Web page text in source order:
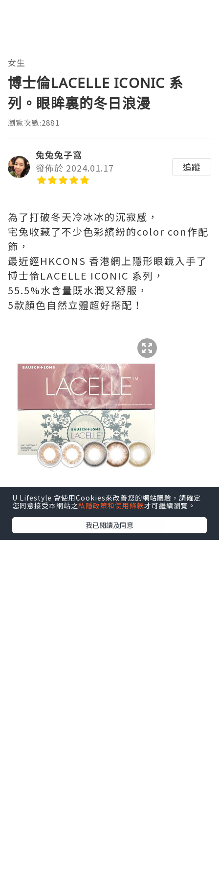
U Lifestyle 會使用Cookies來改善您的網站體驗，請確定
您同意接受本網站之私隱政策和使用條款才可繼續瀏覽。
我已閱讀及同意
女生
博士倫LACELLE ICONIC 系
列。眼眸裏的冬日浪漫
瀏覽次數:2881
兔兔兔子窩
發佈於 2024.01.17
追蹤
為了打破冬天冷冰冰的沉寂感，
宅兔收藏了不少色彩繽紛的color con作配
飾，
最近經HKCONS 香港網上隱形眼鏡入手了
博士倫LACELLE ICONIC 系列，
55.5%水含量既水潤又舒服，
5款顏色自然立體超好搭配！